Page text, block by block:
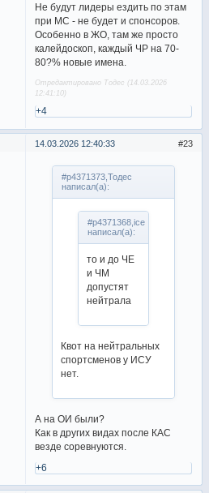
Не будут лидеры ездить по этам
при МС - не будет и спонсоров.
Особенно в ЖО, там же просто
калейдоскоп, каждый ЧР на 70-
80?% новые имена.
Отредактировано Тодес (14.03.2026
12:41:10)
+4
23
14.03.2026 12:40:33
#p4371373,Тодес
написал(а):
#p4371368,ice
написал(а):
то и до ЧЕ
и ЧМ
допустят
нейтрала
Квот на нейтральных
спортсменов у ИСУ
нет.
А на ОИ были?
Как в других видах после КАС
везде соревнуются.
+6